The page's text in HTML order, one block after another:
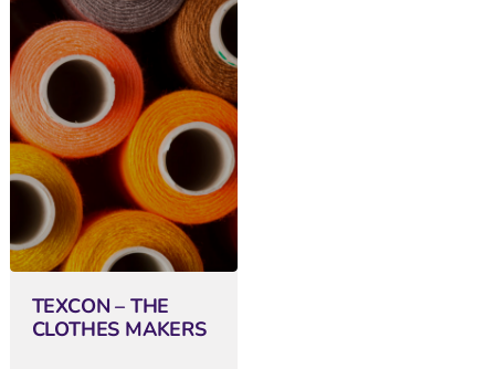
TEXCON – THE
CLOTHES MAKERS